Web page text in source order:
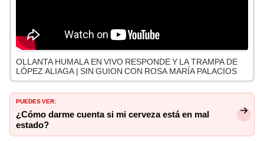
OLLANTA HUMALA EN VIVO RESPONDE Y LA TRAMPA DE
LÓPEZ ALIAGA | SIN GUION CON ROSA MARÍA PALACIOS
PUEDES VER:
¿Cómo darme cuenta si mi cerveza está en mal
estado?